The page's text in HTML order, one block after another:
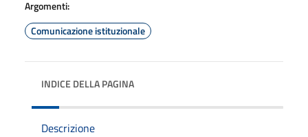
Argomenti:
Comunicazione istituzionale
INDICE DELLA PAGINA
Descrizione